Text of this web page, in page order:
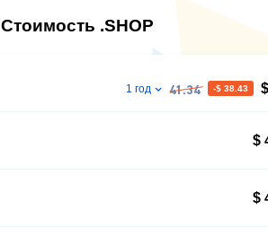
Стоимость .SHOP
1 год 41.34 -$ 38.43
$
$